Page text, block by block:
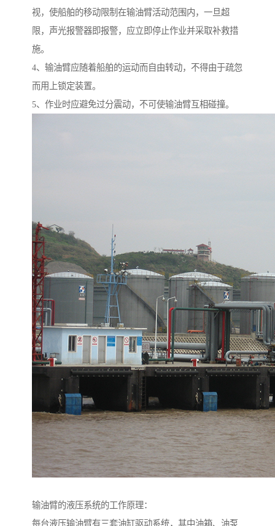
视，使船舶的移动限制在输油臂活动范围内，一旦超
限，声光报警器即报警，应立即停止作业并采取补救措
施。
4、输油臂应随着船舶的运动而自由转动，不得由于疏忽
而用上锁定装置。
5、作业时应避免过分震动，不可使输油臂互相碰撞。
输油臂的液压系统的工作原理：
每台液压输油臂有三套油缸驱动系统，其中油箱、油泵